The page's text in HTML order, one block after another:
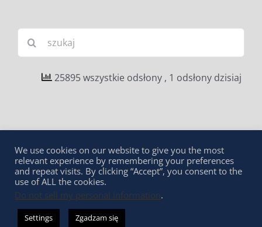
Szukaj
25895 wszystkie odsłony , 1 odsłony dzisiaj
Dofinansowano w ramach
We use cookies on our website to give you the most
relevant experience by remembering your preferences
and repeat visits. By clicking “Accept”, you consent to the
use of ALL the cookies.
Do not sell my personal information.
Settings Zgadzam się